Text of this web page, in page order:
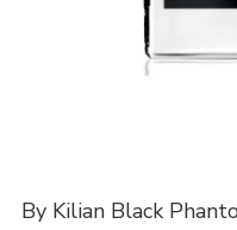
By Kilian Black